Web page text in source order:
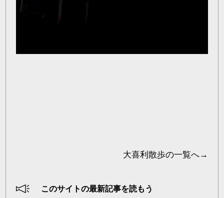
大喜利散歩の一覧へ→
このサイトの最新記事を読もう